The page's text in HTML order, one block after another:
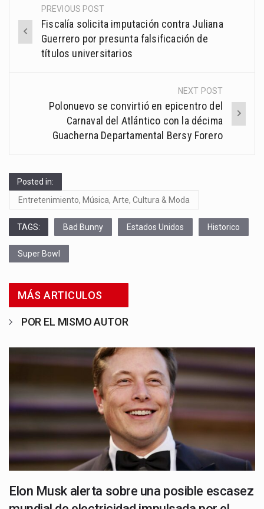
Post
navigation
PREVIOUS POST
Fiscalía solicita imputación contra Juliana
Guerrero por presunta falsificación de
títulos universitarios
NEXT POST
Polonuevo se convirtió en epicentro del
Carnaval del Atlántico con la décima
Guacherna Departamental Bersy Forero
Posted in:
Entretenimiento, Música, Arte, Cultura & Moda
TAGS: Bad Bunny Estados Unidos Historico
Super Bowl
MÁS ARTICULOS
POR EL MISMO AUTOR
Elon Musk alerta sobre una posible escasez